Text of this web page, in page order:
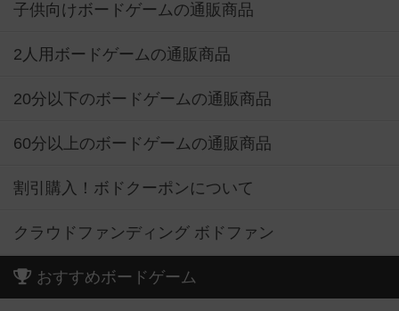
子供向けボードゲームの通販商品
2人用ボードゲームの通販商品
20分以下のボードゲームの通販商品
60分以上のボードゲームの通販商品
割引購入！ボドクーポンについて
クラウドファンディング ボドファン
おすすめボードゲーム